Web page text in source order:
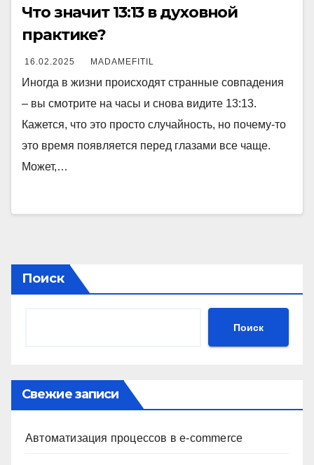
Что значит 13:13 в духовной
практике?
16.02.2025 MADAMEFITIL
Иногда в жизни происходят странные совпадения
– вы смотрите на часы и снова видите 13:13.
Кажется, что это просто случайность, но почему-то
это время появляется перед глазами все чаще.
Может,…
Поиск
Поиск
Свежие записи
Автоматизация процессов в e-commerce